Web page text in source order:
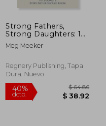
Strong Fathers,
Strong Daughters: 10
Secrets Every Father
Should Know
Meg Meeker
Regnery Publishing, Tapa
Dura, Nuevo